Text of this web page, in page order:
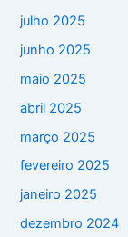
julho 2025
junho 2025
maio 2025
abril 2025
março 2025
fevereiro 2025
janeiro 2025
dezembro 2024